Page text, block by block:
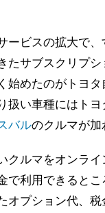
ービスの拡大で
たサブスクリプ
始めたのがトヨタ
扱い車種にはトヨ
バルのクルマが加
クルマをオンラ
で利用できるとこ
オプション代、税